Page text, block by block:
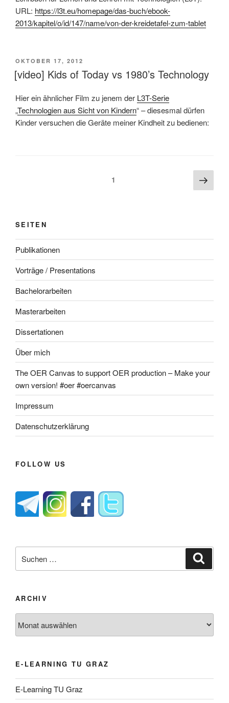
URL: https://l3t.eu/homepage/das-buch/ebook-
2013/kapitel/o/id/147/name/von-der-kreidetafel-zum-tablet
VERÖFFENTLICHT
AM
OKTOBER 17, 2012
[video] Kids of Today vs 1980’s Technology
Hier ein ähnlicher Film zu jenem der L3T-Serie
„Technologien aus Sicht von Kindern“ – diesesmal dürfen
Kinder versuchen die Geräte meiner Kindheit zu bedienen:
1
Seite
SEITEN
Publikationen
Vorträge / Presentations
Bachelorarbeiten
Masterarbeiten
Dissertationen
Über mich
The OER Canvas to support OER production – Make your
own version! #oer #oercanvas
Impressum
Datenschutzerklärung
FOLLOW US
nach:
ARCHIV
E-LEARNING TU GRAZ
E-Learning TU Graz